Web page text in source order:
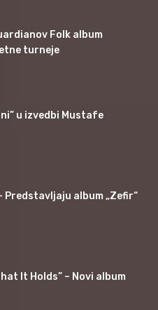
Folk album
turneje
u izvedbi Mustafe
Predstavljaju album „Zefir“
It Holds” – Novi album